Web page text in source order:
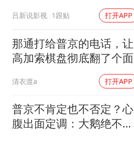
吕新说影视 1跟贴 打开APP
那通打给普京的电话，让
高加索棋盘彻底翻了个面
清衣渡a 打开APP
普京不肯定也不否定？心
腹出面定调：大鹅绝不打